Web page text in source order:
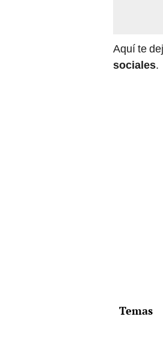
Aquí te
sociales.